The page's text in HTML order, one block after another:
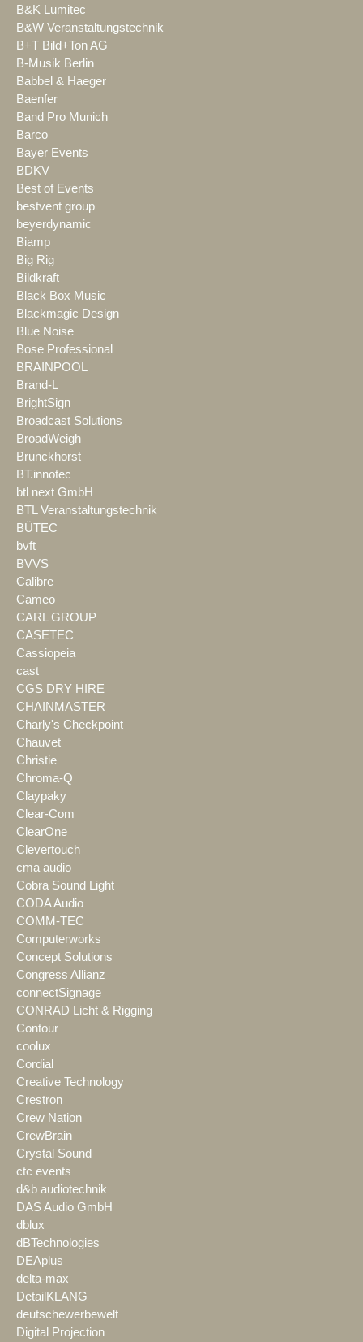
B&K Lumitec
B&W Veranstaltungstechnik
B+T Bild+Ton AG
B-Musik Berlin
Babbel & Haeger
Baenfer
Band Pro Munich
Barco
Bayer Events
BDKV
Best of Events
bestvent group
beyerdynamic
Biamp
Big Rig
Bildkraft
Black Box Music
Blackmagic Design
Blue Noise
Bose Professional
BRAINPOOL
Brand-L
BrightSign
Broadcast Solutions
BroadWeigh
Brunckhorst
BT.innotec
btl next GmbH
BTL Veranstaltungstechnik
BÜTEC
bvft
BVVS
Calibre
Cameo
CARL GROUP
CASETEC
Cassiopeia
cast
CGS DRY HIRE
CHAINMASTER
Charly's Checkpoint
Chauvet
Christie
Chroma-Q
Claypaky
Clear-Com
ClearOne
Clevertouch
cma audio
Cobra Sound Light
CODA Audio
COMM-TEC
Computerworks
Concept Solutions
Congress Allianz
connectSignage
CONRAD Licht & Rigging
Contour
coolux
Cordial
Creative Technology
Crestron
Crew Nation
CrewBrain
Crystal Sound
ctc events
d&b audiotechnik
DAS Audio GmbH
dblux
dBTechnologies
DEAplus
delta-max
DetailKLANG
deutschewerbewelt
Digital Projection